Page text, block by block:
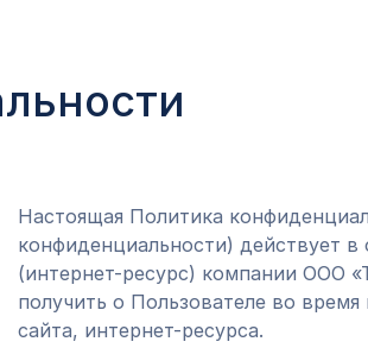
Железнодорожные перевозки
товара
Настоящая Политика
конфиденциальности) действует
(интернет-ресурс) компании ООО
получить о Пользователе во
сайта, интернет-ресурса.